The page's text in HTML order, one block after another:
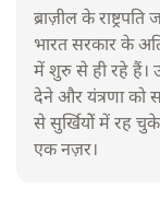
ब्राज़ील के
भारत सरकार के
में शुरु से ही रहे हैं।
देने और यंत्रणा
से सुर्खियोें में रह
एक नज़र।